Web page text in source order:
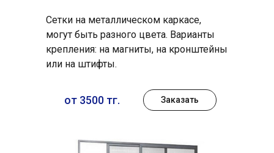
Сетки на металлическом каркасе,
могут быть разного цвета. Варианты
крепления: на магниты, на кронштейны
или на штифты.
от 3500 тг. Заказать